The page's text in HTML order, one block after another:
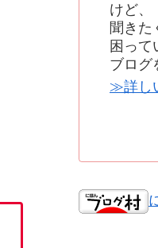
けど、
聞きた
困って
ブログ
≫詳し